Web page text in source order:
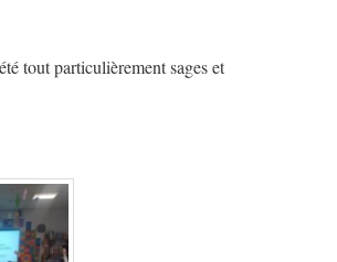
tout particulièrement sages et